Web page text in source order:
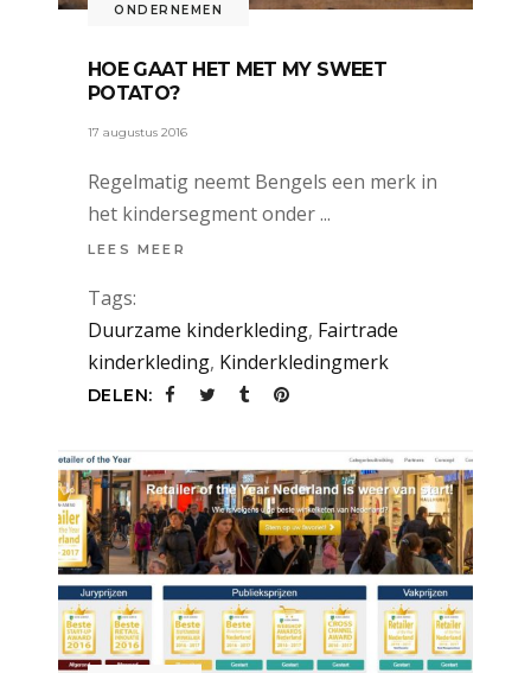
ONDERNEMEN
HOE GAAT HET MET MY SWEET
POTATO?
17 augustus 2016
Regelmatig neemt Bengels een merk in
het kindersegment onder
LEES MEER
Tags:
Duurzame kinderkleding, Fairtrade
kinderkleding, Kinderkledingmerk
DELEN: